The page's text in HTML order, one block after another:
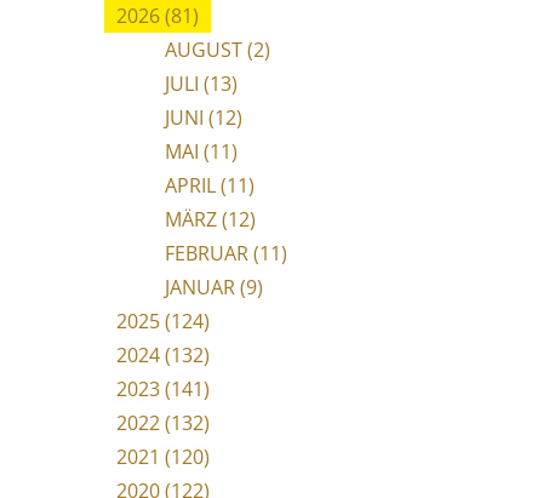
2026 (81)
AUGUST (2)
JULI (13)
JUNI (12)
MAI (11)
APRIL (11)
MÄRZ (12)
FEBRUAR (11)
JANUAR (9)
2025 (124)
2024 (132)
2023 (141)
2022 (132)
2021 (120)
2020 (122)